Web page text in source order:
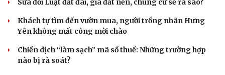
Doanh nhân
Vì cộng đồng
Trải nghiệm
Chuyển đổi số
Sửa đổi Luật đất đai, giá đất nền, chung cư sẽ ra sao?
Khách tự tìm đến vườn mua, người trồng nhãn Hưng
Yên không mất công mời chào
Chiến dịch “làm sạch” mã số thuế: Những trường hợp
nào bị rà soát?